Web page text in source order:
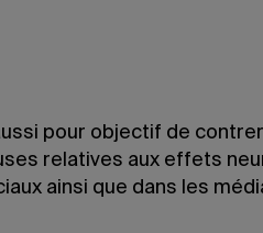
pour objectif de
relatives aux effets
ainsi que dans les